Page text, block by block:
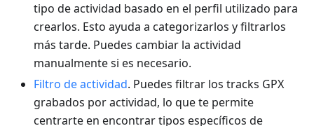
tipo de actividad basado en el perfil utilizado para
crearlos. Esto ayuda a categorizarlos y filtrarlos
más tarde. Puedes cambiar la actividad
manualmente si es necesario.
Filtro de actividad. Puedes filtrar los tracks GPX
grabados por actividad, lo que te permite
centrarte en encontrar tipos específicos de